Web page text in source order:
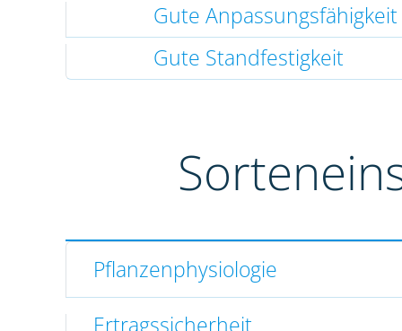
Gute
Gute Standfestigkeit
Pflanzenphysiologie